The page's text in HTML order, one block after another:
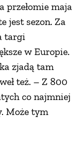
przełomie maja
jest sezon. Za
targi
w Europie.
zjadą tam
też. – Z 800
co najmniej
Może tym